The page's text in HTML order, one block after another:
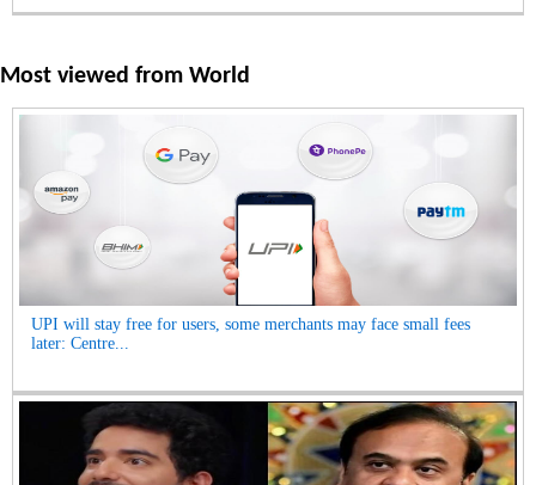
Most viewed from World
UPI will stay free for users, some merchants may face small fees
later: Centre...